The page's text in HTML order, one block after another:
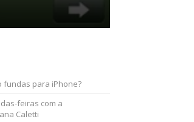
fundas para iPhone?
feiras com a
Caletti